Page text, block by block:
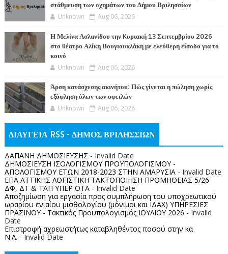
στάθμευση των οχημάτων του Δήμου Βριλησσίων
Unknown Aug 06, 2026
Η Μελίνα Ασλανίδου την Kυριακή 13 Σεπτεμβρίου 2026
στο θέατρο Αλίκη Βουγιουκλάκη με ελεύθερη είσοδο για το
κοινό
Unknown Aug 06, 2026
Άρση κατάσχεσης ακινήτου: Πώς γίνεται η πώληση χωρίς
εξόφληση όλων των οφειλών
Unknown Aug 06, 2026
ΔΙΑΥΓΕΙΑ RSS - ΔΗΜΟΣ ΒΡΙΛΗΣΣΙΩΝ
ΔΑΠΑΝΗ ΔΗΜΟΣΙΕΥΣΗΣ - Invalid Date
ΔΗΜΟΣΙΕΥΣΗ ΙΣΟΛΟΓΙΣΜΟΥ ΠΡΟΫΠΟΛΟΓΙΣΜΟΥ -
ΑΠΟΛΟΓΙΣΜΟΥ ΕΤΩΝ 2018-2023 ΣΤΗΝ ΑΜΑΡΥΣΙΑ- Invalid Date
ΕΠΑ ΑΤΤΙΚΗΣ ΛΟΓΙΣΤΙΚΗ ΤΑΚΤΟΠΟΙΗΣΗ ΠΡΟΜΗΘΕΙΑΣ 5/26
ΔΦ, ΔΤ & ΤΑΠ ΥΠΕΡ ΟΤΑ- Invalid Date
Αποζημίωση για εργασία προς συμπλήρωση του υποχρεωτικού
ωραρίου ενιαίου μισθολογίου (μόνιμοι και ΙΔΑΧ) ΥΠΗΡΕΣΙΕΣ
ΠΡΑΣΙΝΟΥ - Τακτικός Προυπολογισμός ΙΟΥΛΙΟΥ 2026 - Invalid
Date
Επιστροφή αχρεωστήτως καταβληθέντος ποσoύ στην κα
Ν.Λ. - Invalid Date